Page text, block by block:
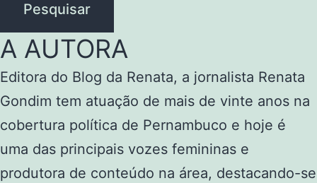
Pesquisar
A AUTORA
Editora do Blog da Renata, a jornalista Renata
Gondim tem atuação de mais de vinte anos na
cobertura política de Pernambuco e hoje é
uma das principais vozes femininas e
produtora de conteúdo na área, destacando-se